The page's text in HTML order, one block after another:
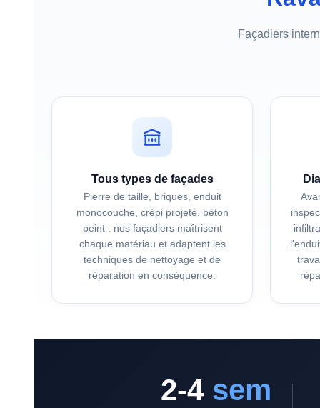
Façadiers
Tous types de façades
Pierre de taille, briques, enduit
monocouche, crépi projeté, béton
peint : nos façadiers maîtrisent
chaque matériau et adaptent les
techniques de nettoyage et de
réparation en conséquence.
2-4sem